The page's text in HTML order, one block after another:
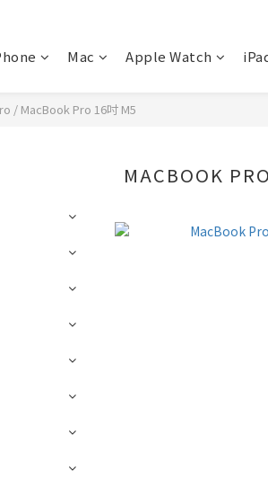
Mac Apple Watch
/ MacBook Pro 16吋 M5
MACBOOK